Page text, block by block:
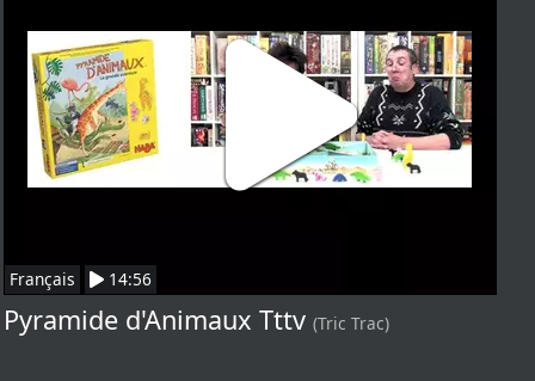
Français 14:56
Pyramide d'Animaux Tttv (Tric Trac)